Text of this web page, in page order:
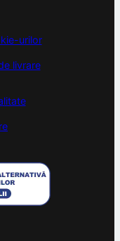
urilor
livrare